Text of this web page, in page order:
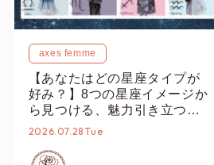
axes femme
【あなたはどの星座タイプが
好み？】8つの星座イメージか
ら見つける、魅力引き立つス
タイリング♡
2026.07.28 Tue